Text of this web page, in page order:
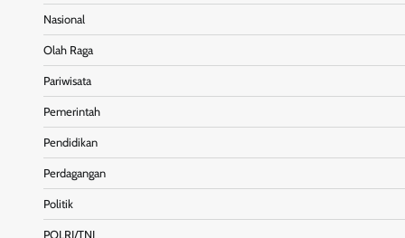
Nasional
Olah Raga
Pariwisata
Pemerintah
Pendidikan
Perdagangan
Politik
POLRI/TNI